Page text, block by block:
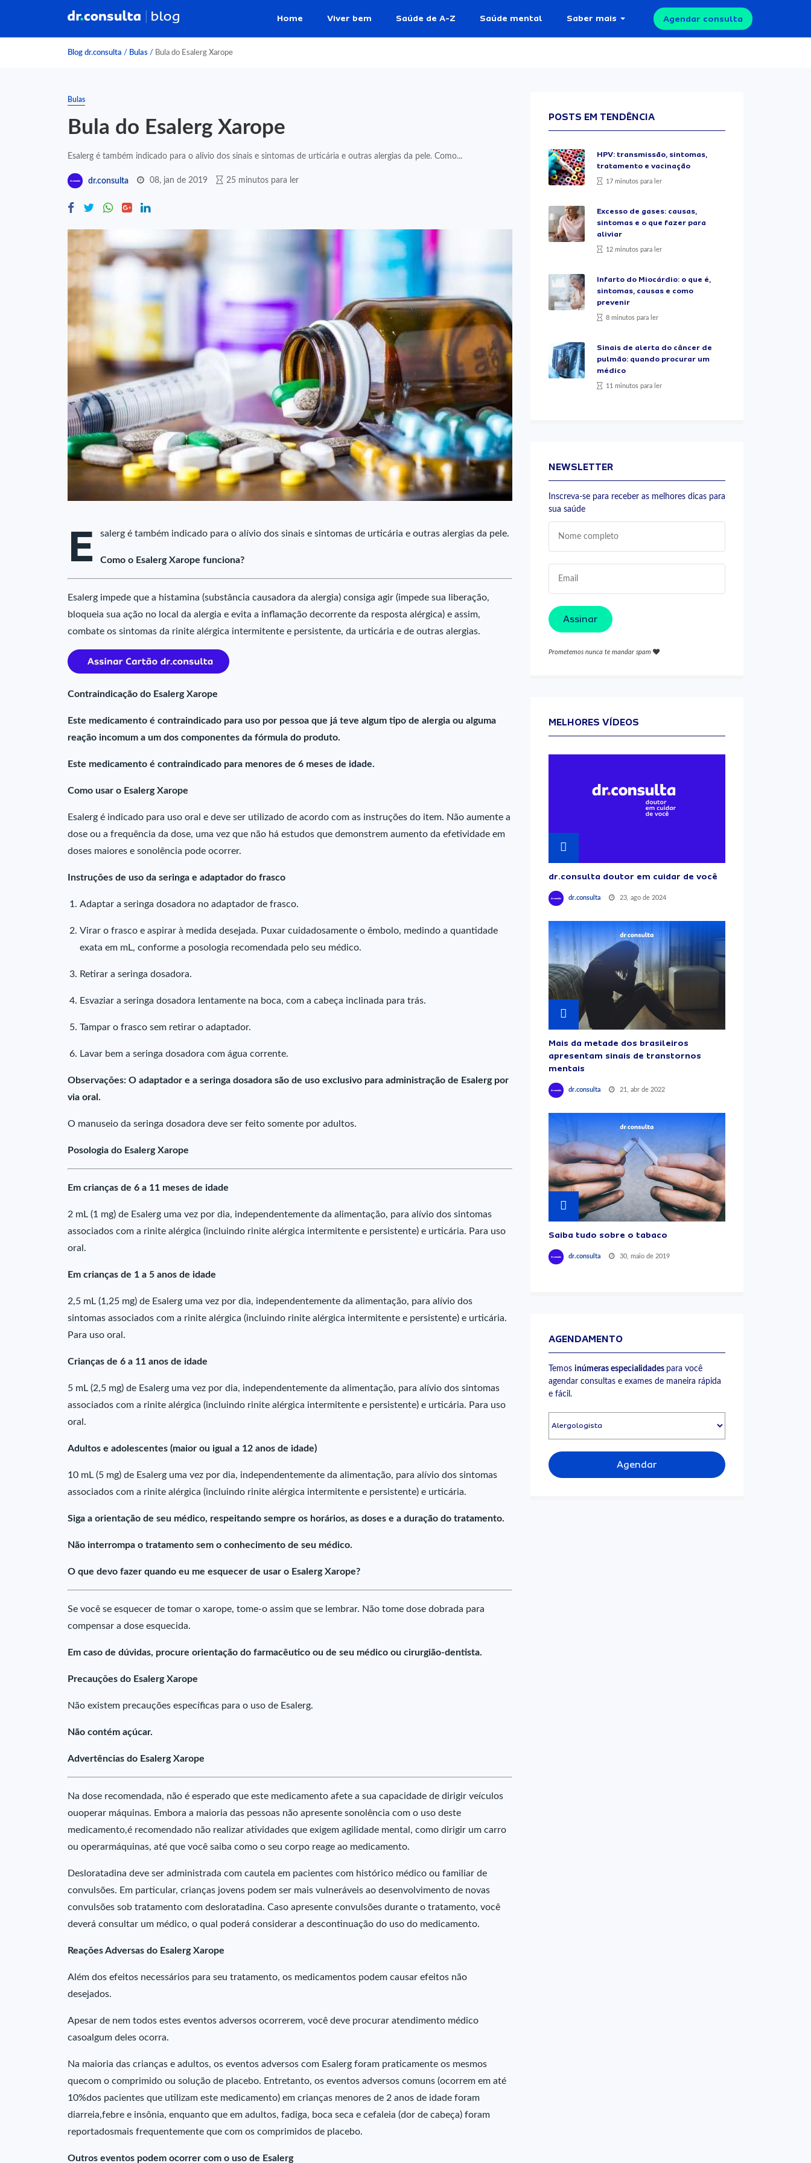
Home Viver bem Saúde de A-Z Saúde mental Saber mais Agendar consulta
Blog dr.consulta / Bulas / Bula do Esalerg Xarope
Bulas
Bula do Esalerg Xarope
Esalerg é também indicado para o alívio dos sinais e sintomas de urticária e outras alergias da pele. Como...
dr.consulta 08, jan de 2019 25 minutos para ler
E salerg é também indicado para o alívio dos sinais e sintomas de urticária e outras alergias da pele.
Como o Esalerg Xarope funciona?
Esalerg impede que a histamina (substância causadora da alergia) consiga agir (impede sua liberação,
bloqueia sua ação no local da alergia e evita a inflamação decorrente da resposta alérgica) e assim,
combate os sintomas da rinite alérgica intermitente e persistente, da urticária e de outras alergias.
Contraindicação do Esalerg Xarope
Este medicamento é contraindicado para uso por pessoa que já teve algum tipo de alergia ou alguma
reação incomum a um dos componentes da fórmula do produto.
Este medicamento é contraindicado para menores de 6 meses de idade.
Como usar o Esalerg Xarope
Esalerg é indicado para uso oral e deve ser utilizado de acordo com as instruções do item. Não aumente a
dose ou a frequência da dose, uma vez que não há estudos que demonstrem aumento da efetividade em
doses maiores e sonolência pode ocorrer.
Instruções de uso da seringa e adaptador do frasco
Adaptar a seringa dosadora no adaptador de frasco.
Virar o frasco e aspirar à medida desejada. Puxar cuidadosamente o êmbolo, medindo a quantidade
exata em mL, conforme a posologia recomendada pelo seu médico.
Retirar a seringa dosadora.
Esvaziar a seringa dosadora lentamente na boca, com a cabeça inclinada para trás.
Tampar o frasco sem retirar o adaptador.
Lavar bem a seringa dosadora com água corrente.
Observações: O adaptador e a seringa dosadora são de uso exclusivo para administração de Esalerg por
via oral.
O manuseio da seringa dosadora deve ser feito somente por adultos.
Posologia do Esalerg Xarope
Em crianças de 6 a 11 meses de idade
2 mL (1 mg) de Esalerg uma vez por dia, independentemente da alimentação, para alívio dos sintomas
associados com a rinite alérgica (incluindo rinite alérgica intermitente e persistente) e urticária. Para uso
oral.
Em crianças de 1 a 5 anos de idade
2,5 mL (1,25 mg) de Esalerg uma vez por dia, independentemente da alimentação, para alívio dos
sintomas associados com a rinite alérgica (incluindo rinite alérgica intermitente e persistente) e urticária.
Para uso oral.
Crianças de 6 a 11 anos de idade
5 mL (2,5 mg) de Esalerg uma vez por dia, independentemente da alimentação, para alívio dos sintomas
associados com a rinite alérgica (incluindo rinite alérgica intermitente e persistente) e urticária. Para uso
oral.
Adultos e adolescentes (maior ou igual a 12 anos de idade)
10 mL (5 mg) de Esalerg uma vez por dia, independentemente da alimentação, para alívio dos sintomas
associados com a rinite alérgica (incluindo rinite alérgica intermitente e persistente) e urticária.
Siga a orientação de seu médico, respeitando sempre os horários, as doses e a duração do tratamento.
Não interrompa o tratamento sem o conhecimento de seu médico.
O que devo fazer quando eu me esquecer de usar o Esalerg Xarope?
Se você se esquecer de tomar o xarope, tome-o assim que se lembrar. Não tome dose dobrada para
compensar a dose esquecida.
Em caso de dúvidas, procure orientação do farmacêutico ou de seu médico ou cirurgião-dentista.
Precauções do Esalerg Xarope
Não existem precauções específicas para o uso de Esalerg.
Não contém açúcar.
Advertências do Esalerg Xarope
Na dose recomendada, não é esperado que este medicamento afete a sua capacidade de dirigir veículos
ouoperar máquinas. Embora a maioria das pessoas não apresente sonolência com o uso deste
medicamento,é recomendado não realizar atividades que exigem agilidade mental, como dirigir um carro
ou operarmáquinas, até que você saiba como o seu corpo reage ao medicamento.
Desloratadina deve ser administrada com cautela em pacientes com histórico médico ou familiar de
convulsões. Em particular, crianças jovens podem ser mais vulneráveis ao desenvolvimento de novas
convulsões sob tratamento com desloratadina. Caso apresente convulsões durante o tratamento, você
deverá consultar um médico, o qual poderá considerar a descontinuação do uso do medicamento.
Reações Adversas do Esalerg Xarope
Além dos efeitos necessários para seu tratamento, os medicamentos podem causar efeitos não
desejados.
Apesar de nem todos estes eventos adversos ocorrerem, você deve procurar atendimento médico
casoalgum deles ocorra.
Na maioria das crianças e adultos, os eventos adversos com Esalerg foram praticamente os mesmos
quecom o comprimido ou solução de placebo. Entretanto, os eventos adversos comuns (ocorrem em até
10%dos pacientes que utilizam este medicamento) em crianças menores de 2 anos de idade foram
diarreia,febre e insônia, enquanto que em adultos, fadiga, boca seca e cefaleia (dor de cabeça) foram
reportadosmais frequentemente que com os comprimidos de placebo.
Outros eventos podem ocorrer com o uso de Esalerg
POSTS EM TENDÊNCIA
HPV: transmissão, sintomas,
tratamento e vacinação
17 minutos para ler
Excesso de gases: causas,
sintomas e o que fazer para
aliviar
12 minutos para ler
Infarto do Miocárdio: o que é,
sintomas, causas e como
prevenir
8 minutos para ler
Sinais de alerta do câncer de
pulmão: quando procurar um
médico
11 minutos para ler
NEWSLETTER
Inscreva-se para receber as melhores dicas para
sua saúde
Assinar
Prometemos nunca te mandar spam
MELHORES VÍDEOS
dr.consulta doutor em cuidar de você
dr.consulta 23, ago de 2024
Mais da metade dos brasileiros
apresentam sinais de transtornos
mentais
dr.consulta 21, abr de 2022
Saiba tudo sobre o tabaco
dr.consulta 30, maio de 2019
AGENDAMENTO
Temos inúmeras especialidades para você
agendar consultas e exames de maneira rápida
e fácil.
Agendar